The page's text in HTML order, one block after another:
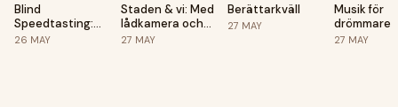
Blind
Speedtasting:
Vilken är starkast?
26 MAY
Staden & vi: Med
lådkamera och
stativ i 1860-talets
27 MAY
Berättarkväll
27 MAY
Musik för
drömmare
27 MAY